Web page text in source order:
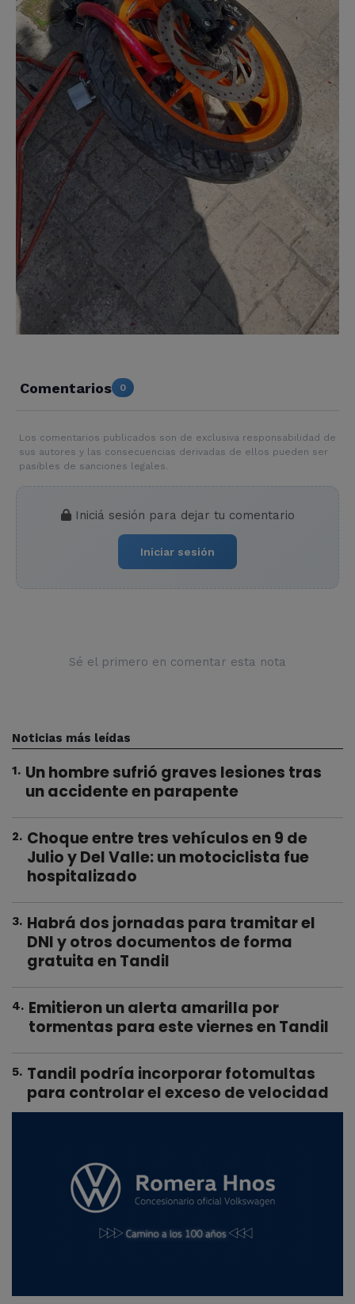
Comentarios 0
Los comentarios publicados son de exclusiva responsabilidad de
sus autores y las consecuencias derivadas de ellos pueden ser
pasibles de sanciones legales.
Iniciá sesión para dejar tu comentario
Iniciar sesión
Sé el primero en comentar esta nota
Noticias más leídas
1. Un hombre sufrió graves lesiones tras
un accidente en parapente
2. Choque entre tres vehículos en 9 de
Julio y Del Valle: un motociclista fue
hospitalizado
3. Habrá dos jornadas para tramitar el
DNI y otros documentos de forma
gratuita en Tandil
4. Emitieron un alerta amarilla por
tormentas para este viernes en Tandil
5. Tandil podría incorporar fotomultas
para controlar el exceso de velocidad